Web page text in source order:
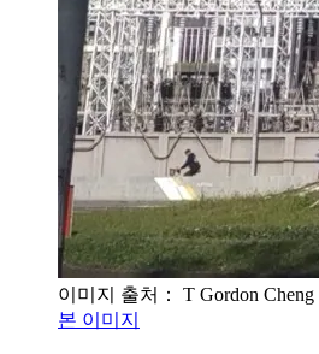
이미지 출처： T Gordon Cheng
본 이미지